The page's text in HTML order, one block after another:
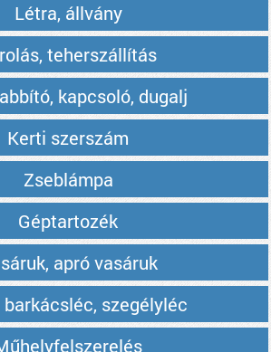
Létra, állvány
teherszállítás
kapcsoló, dugalj
Kerti szerszám
Zseblámpa
Géptartozék
apró vasáruk
barkácsléc, szegélyléc